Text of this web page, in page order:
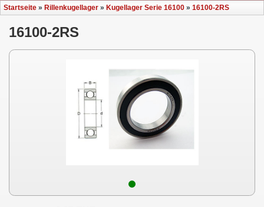
Startseite » Rillenkugellager » Kugellager Serie 16100 » 16100-2RS
16100-2RS